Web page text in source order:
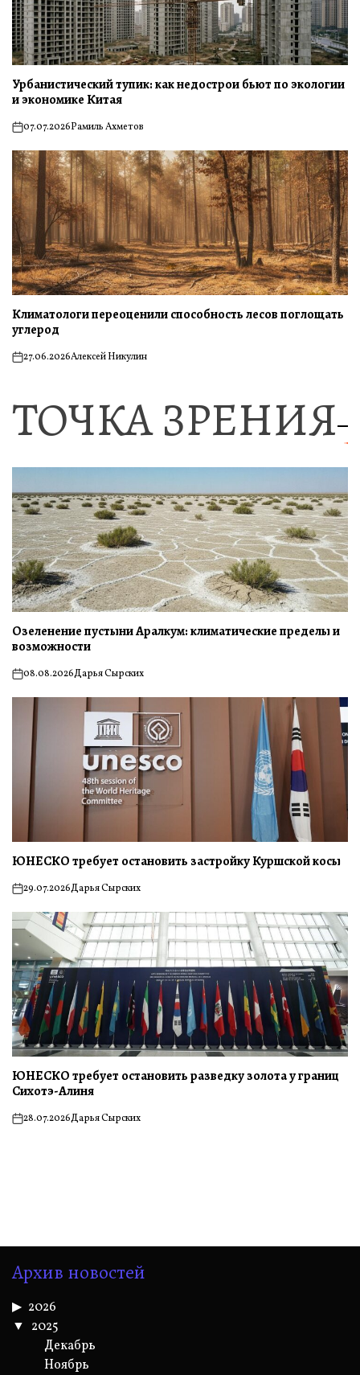
Урбанистический тупик: как недострои бьют по экологии
и экономике Китая
on07.07.2026Рамиль Ахметов
Климатологи переоценили способность лесов поглощать
углерод
on27.06.2026Алексей Никулин
ТОЧКА ЗРЕНИЯ
Озеленение пустыни Аралкум: климатические пределы и
возможности
on08.08.2026Дарья Сырских
ЮНЕСКО требует остановить застройку Куршской косы
on29.07.2026Дарья Сырских
ЮНЕСКО требует остановить разведку золота у границ
Сихотэ-Алиня
on28.07.2026Дарья Сырских
Архив новостей
2026
2025
Декабрь
Ноябрь